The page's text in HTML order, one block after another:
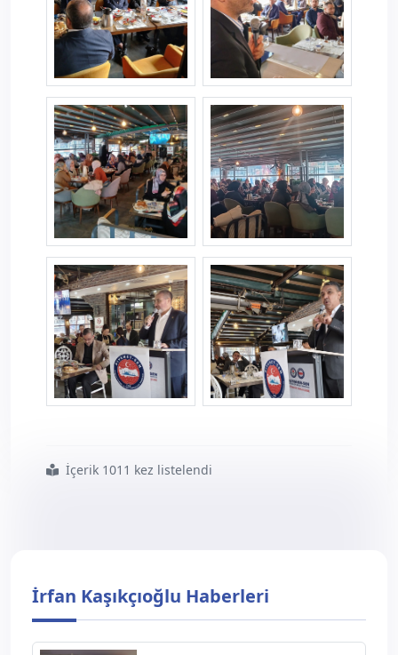
kutahyaild--1-.jpg kutahyaild--2-.jpg
kutahyaild--4-.jpg kutahyaild--5-.jpg
kutahyaild--6-.jpg kutahyaild--7-.jpg
#kütahya da
#din
#görevleri
#buluşması
İçerik 1011 kez listelendi
İrfan Kaşıkçıoğlu Haberleri